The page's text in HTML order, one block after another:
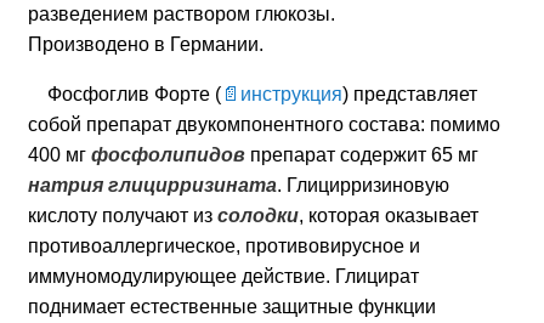
разведением раствором глюкозы.
Производено в Германии.
Фосфоглив Форте ( инструкция) представляет
собой препарат двукомпонентного состава: помимо
400 мгфосфолипидов препарат содержит 65 мг
натрия глицирризината. Глицирризиновую
кислоту получают изсолодки, которая оказывает
противоаллергическое, противовирусное и
иммуномодулирующее действие. Глицират
поднимает естественные защитные функции